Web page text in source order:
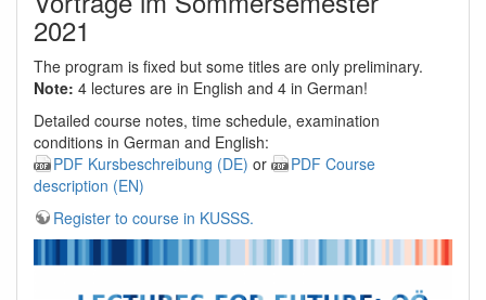
2021
The program is fixed but some titles are only preliminary.
Note: 4 lectures are in English and 4 in German!
Detailed course notes, time schedule, examination
conditions in German and English:
PDF Kursbeschreibung (DE) or
PDF Course
description (EN)
Register to course in KUSSS.